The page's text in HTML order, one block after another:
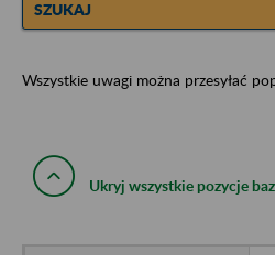
SZUKAJ
Wszystkie uwagi można przesyłać
Ukryj wszystkie pozycje